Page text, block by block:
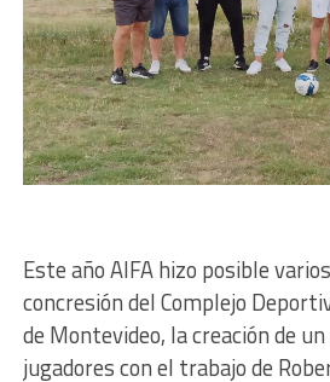
Este año AIFA hizo posible
concresión del Complejo
de Montevideo, la creación de
jugadores con el trabajo de